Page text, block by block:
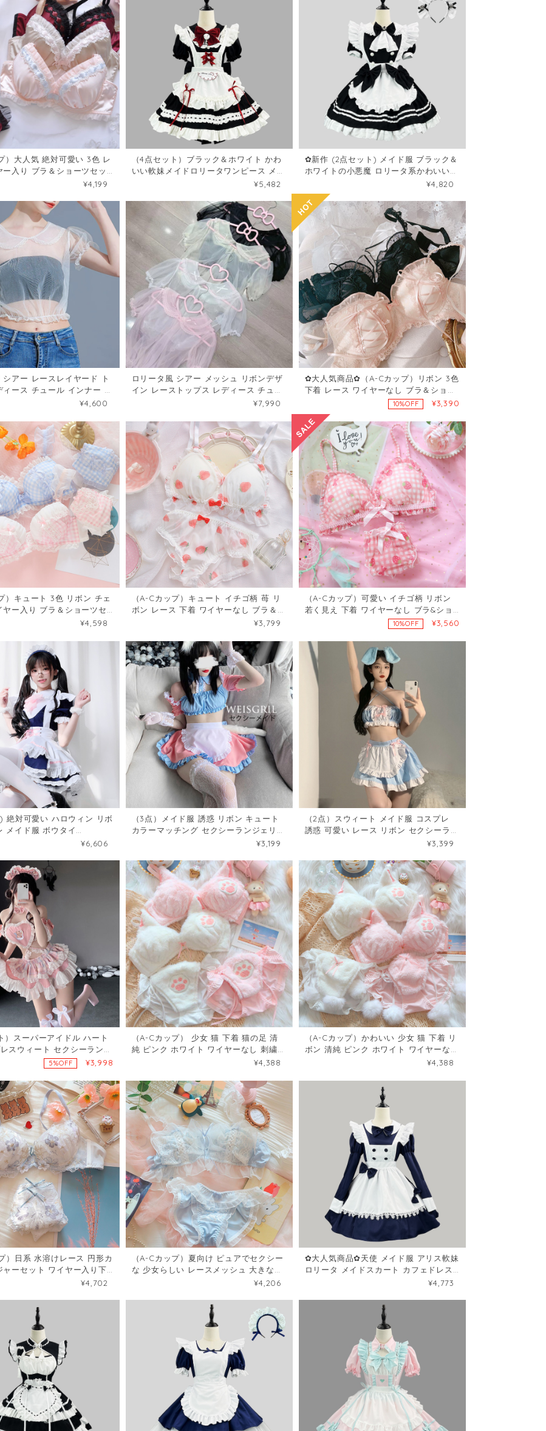
）大人気 絶対可愛い 3色 レ
ー入り ブラ＆ショーツセッ
¥4,199
（4点セット）ブラック＆ホワイト かわ
いい軟妹メイドロリータワンピース メイ
ド服 軟妹カフェ二次元102068994¥5,482
✿新作 (2点セット) メイド服 ブラック＆
ホワイトの小悪魔 ロリータ系かわいい
お料理娘コスチューム制服102067129
¥4,820
シアー レースレイヤード ト
ィース チュール インナー ブ
¥4,600
ロリータ風 シアー メッシュ リボンデザ
イン レーストップス レディース チュー
ルレイヤード インナー149295868¥7,990
✿大人気商品✿（A-Cカップ）リボン 3色
下着 レース ワイヤーなし ブラ＆ショー
10%OFF ¥3,390
）キュート 3色 リボン チェ
¥4,598
（A-Cカップ）キュート イチゴ柄 苺 リ
ボン レース 下着 ワイヤーなし ブラ＆シ
¥3,799
（A-Cカップ）可愛い イチゴ柄 リボン
若く見え 下着 ワイヤーなし ブラ&ショ
10%OFF ¥3,560
絶対可愛い ハロウィン リボ
メイド服 ボウタイ
¥6,606
（3点）メイド服 誘惑 リボン キュート
カラーマッチング セクシーランジェリー
¥3,199
（2点）スウィート メイド服 コスプレ
誘惑 可愛い レース リボン セクシーラン
¥3,399
）スーパーアイドル ハート
スウィート セクシーランジ
5%OFF ¥3,998
（A-Cカップ） 少女 猫 下着 猫の足 清
純 ピンク ホワイト ワイヤーなし 刺繍
¥4,388
（A-Cカップ）かわいい 少女 猫 下着 リ
ボン 清純 ピンク ホワイト ワイヤーなし
刺繍 ブラ&ショーツセット67895595
¥4,388
）日系 水溶けレース 円形カ
ャーセット ワイヤー入り下
¥4,702
（A-Cカップ）夏向け ピュアでセクシー
な 少女らしい レースメッシュ 大きなリ
¥4,206
✿大人気商品✿天使 メイド服 アリス軟妹
ロリータ メイドスカート カフェドレス
¥4,773